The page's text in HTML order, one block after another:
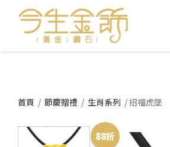
首頁 / 節慶贈禮 / 生肖系列 / 招福虎墜
88折